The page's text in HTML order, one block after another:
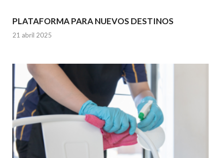
PLATAFORMA PARA NUEVOS DESTINOS
21 abril 2025